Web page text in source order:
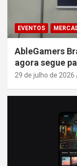
EVENTOS
AbleGamers
agora segue
29 de julho de 2026